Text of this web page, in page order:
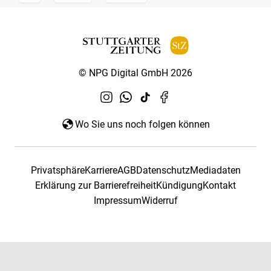
© NPG Digital GmbH 2026
Wo Sie uns noch folgen können
PrivatsphäreKarriereAGBDatenschutzMediadaten
Erklärung zur BarrierefreiheitKündigungKontakt
ImpressumWiderruf